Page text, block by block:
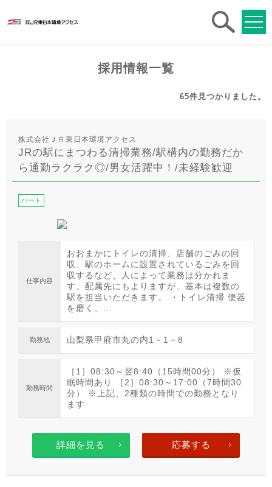
採用情報一覧
65件 見つかりました。
株式会社ＪＲ東日本環境アクセス
JRの駅にまつわる清掃業務/駅構内の勤務だか
ら通勤ラクラク◎/男女活躍中！/未経験歓迎
パート
仕事内容
おおまかにトイレの清掃、店舗のごみの回
収、駅のホームに設置されているごみを回
収するなど、人によって業務は分かれま
す。配属先にもよりますが、基本は複数の
駅を担当いただきます。 ・トイレ清掃 便器
を磨く、...
勤務地 山梨県甲府市丸の内1－1－8
勤務時間
［1］08:30～翌8:40（15時間00分） ※仮
眠時間あり ［2］08:30～17:00（7時間30
分） ※上記、2種類の時間での勤務となり
ます
詳細を見る 応募する